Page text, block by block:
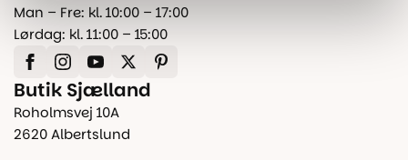
Man – Fre: kl. 10:00 – 17:00
Lørdag: kl. 11:00 – 15:00
Butik Sjælland
Roholmsvej 10A
2620 Albertslund